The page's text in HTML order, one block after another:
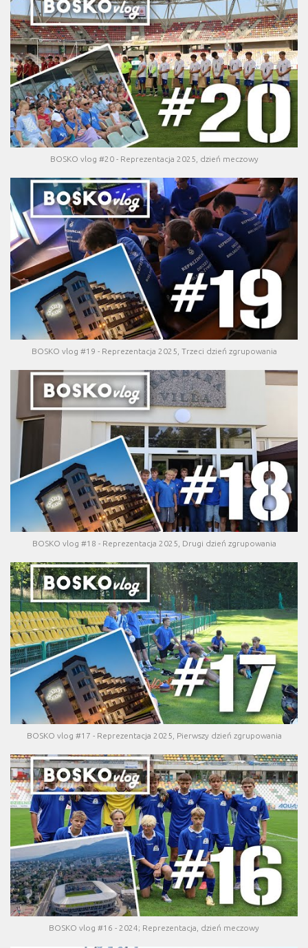
BOSKO vlog #20 - Reprezentacja 2025, dzień meczowy
BOSKO vlog #19 - Reprezentacja 2025, Trzeci dzień zgrupowania
BOSKO vlog #18 - Reprezentacja 2025, Drugi dzień zgrupowania
BOSKO vlog #17 - Reprezentacja 2025, Pierwszy dzień zgrupowania
BOSKO vlog #16 - 2024; Reprezentacja, dzień meczowy